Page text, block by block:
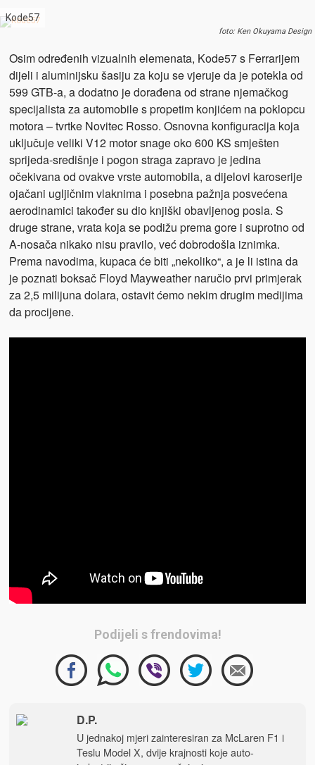
Kode57
foto: Ken Okuyama Design
Osim određenih vizualnih elemenata, Kode57 s Ferrarijem
dijeli i aluminijsku šasiju za koju se vjeruje da je potekla od
599 GTB-a, a dodatno je dorađena od strane njemačkog
specijalista za automobile s propetim konjićem na poklopcu
motora – tvrtke Novitec Rosso. Osnovna konfiguracija koja
uključuje veliki V12 motor snage oko 600 KS smješten
sprijeda-središnje i pogon straga zapravo je jedina
očekivana od ovakve vrste automobila, a dijelovi karoserije
ojačani ugljičnim vlaknima i posebna pažnja posvećena
aerodinamici također su dio knjiški obavljenog posla. S
druge strane, vrata koja se podižu prema gore i suprotno od
A-nosača nikako nisu pravilo, već dobrodošla iznimka.
Prema navodima, kupaca će biti „nekoliko“, a je li istina da
je poznati boksač Floyd Mayweather naručio prvi primjerak
za 2,5 milijuna dolara, ostavit ćemo nekim drugim medijima
da procijene.
Podijeli s frendovima!
D.P.
U jednakoj mjeri zainteresiran za McLaren F1 i
Teslu Model X, dvije krajnosti koje auto-